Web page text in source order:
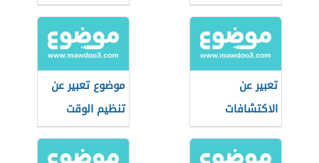
الربيع
تعبير عن
الاكتشافات
العلمية
موضوع تعبير عن
تنظيم الوقت